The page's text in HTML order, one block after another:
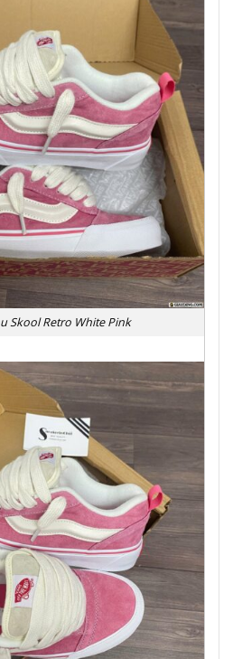
Skool Retro White Pink